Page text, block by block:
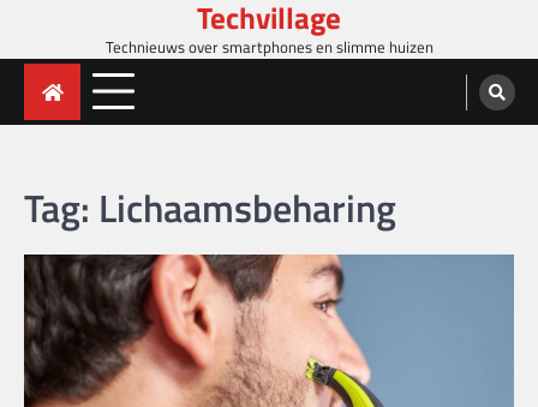
content
Techvillage
Technieuws over smartphones en slimme huizen
Tag: Lichaamsbeharing